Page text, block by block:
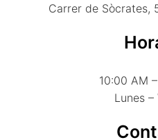
Carrer de Sòcrates,
10:00 AM
Lunes